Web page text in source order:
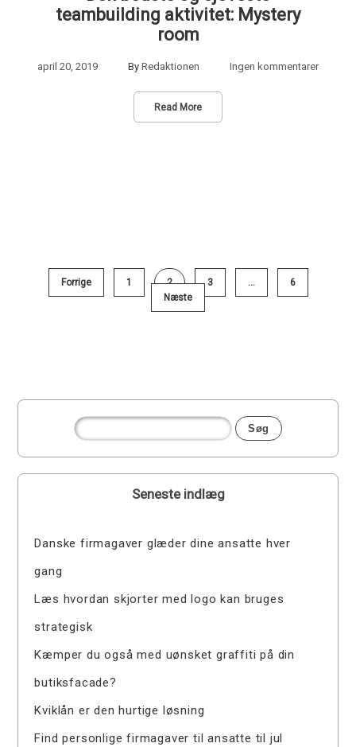
teambuilding aktivitet: Mystery
room
april 20, 2019 By Redaktionen Ingen kommentarer
Read More
Forrige 1 2 3 …
6
Næste
Seneste indlæg
Danske firmagaver glæder dine ansatte hver
gang
Læs hvordan skjorter med logo kan bruges
strategisk
Kæmper du også med uønsket graffiti på din
butiksfacade?
Kviklån er den hurtige løsning
Find personlige firmagaver til ansatte til jul